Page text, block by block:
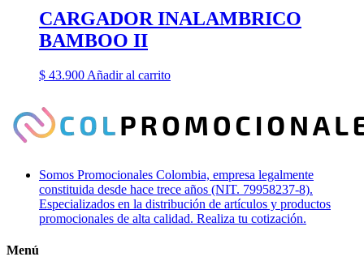
CARGADOR INALAMBRICO
BAMBOO II
$ 43.900 Añadir al carrito
Somos Promocionales Colombia, empresa legalmente
constituida desde hace trece años (NIT. 79958237-8).
Especializados en la distribución de artículos y productos
promocionales de alta calidad. Realiza tu cotización.
Menú